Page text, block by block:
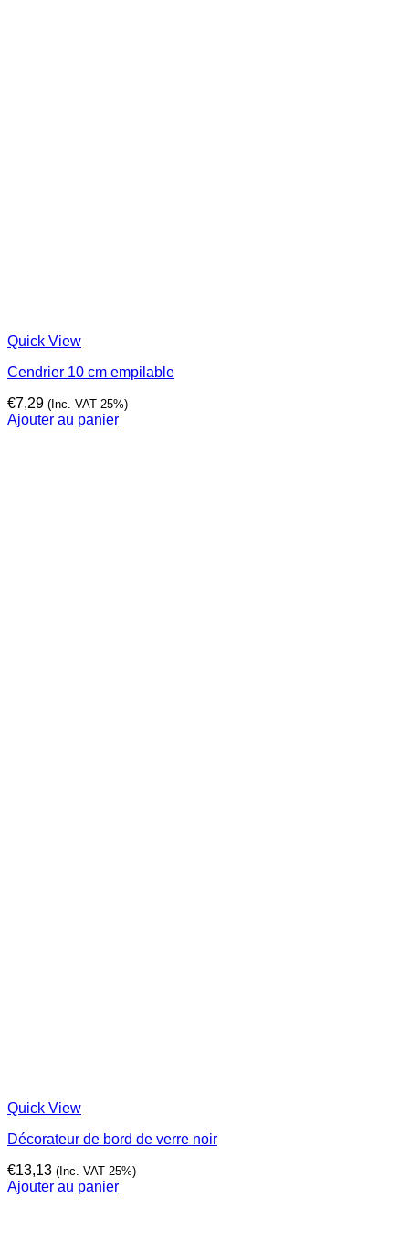
Quick View
Cendrier 10 cm empilable
€7,29 (Inc. VAT 25%)
Ajouter au panier
Quick View
Décorateur de bord de verre noir
€13,13 (Inc. VAT 25%)
Ajouter au panier